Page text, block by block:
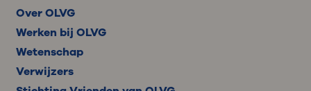
Over OLVG
Werken bij OLVG
Wetenschap
Verwijzers